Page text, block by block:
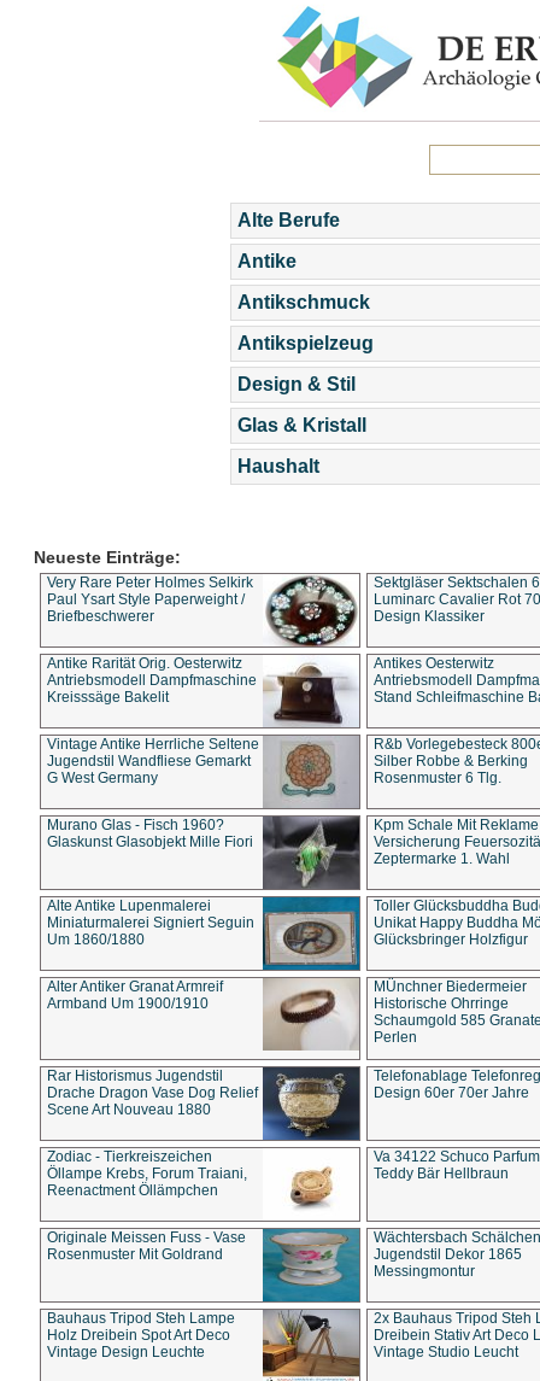
Alte Berufe
Antike
Antikschmuck
Antikspielzeug
Design & Stil
Glas & Kristall
Haushalt
Neueste Einträge:
Very Rare Peter Holmes Selkirk
Paul Ysart Style Paperweight /
Briefbeschwerer
Sektgläser Sektschalen
Luminarc Cavalier Rot
Design Klassiker
Antike Rarität Orig. Oesterwitz
Antriebsmodell Dampfmaschine
Kreisssäge Bakelit
Antikes Oesterwitz
Antriebsmodell
Stand Schleifmaschine
Vintage Antike Herrliche Seltene
Jugendstil Wandfliese Gemarkt
G West Germany
R&b Vorlegebesteck
Silber Robbe & Berking
Rosenmuster 6 Tlg.
Murano Glas - Fisch 1960?
Glaskunst Glasobjekt Mille Fiori
Kpm Schale Mit Reklame
Versicherung
Zeptermarke 1. Wahl
Alte Antike Lupenmalerei
Miniaturmalerei Signiert Seguin
Um 1860/1880
Toller Glücksbuddha
Unikat Happy Buddha
Glücksbringer Holzfigur
Alter Antiker Granat Armreif
Armband Um 1900/1910
MÜnchner Biedermeier
Historische Ohrringe
Schaumgold 585
Perlen
Rar Historismus Jugendstil
Drache Dragon Vase Dog Relief
Scene Art Nouveau 1880
Telefonablage
Design 60er 70er Jahre
Zodiac - Tierkreiszeichen
Öllampe Krebs, Forum Traiani,
Reenactment Öllämpchen
Va 34122 Schuco
Teddy Bär Hellbraun
Originale Meissen Fuss - Vase
Rosenmuster Mit Goldrand
Wächtersbach Schälchen
Jugendstil Dekor 1865
Messingmontur
Bauhaus Tripod Steh Lampe
Holz Dreibein Spot Art Deco
Vintage Design Leuchte
2x Bauhaus Tripod Steh
Dreibein Stativ Art Deco
Vintage Studio Leucht